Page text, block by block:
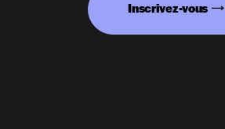
Inscrivez-vous